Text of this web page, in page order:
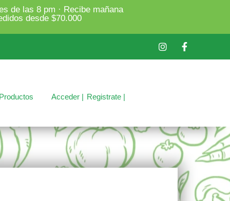
de las 8 pm · Recibe mañana
desde $70.000
Acceder | Registrate |